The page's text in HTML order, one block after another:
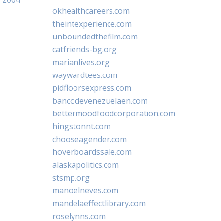
okhealthcareers.com
theintexperience.com
unboundedthefilm.com
catfriends-bg.org
marianlives.org
waywardtees.com
pidfloorsexpress.com
bancodevenezuelaen.com
bettermoodfoodcorporation.com
hingstonnt.com
chooseagender.com
hoverboardssale.com
alaskapolitics.com
stsmp.org
manoelneves.com
mandelaeffectlibrary.com
roselynns.com